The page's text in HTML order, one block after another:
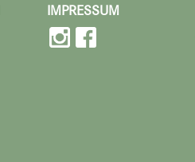
IMPRESSUM